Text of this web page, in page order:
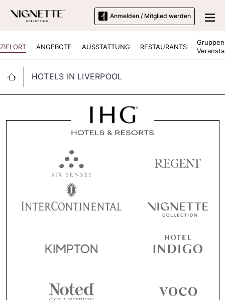
Anmelden / Mitglied werden
ZIELORT ANGEBOTE AUSSTATTUNG RESTAURANTS
HOTELS IN LIVERPOOL